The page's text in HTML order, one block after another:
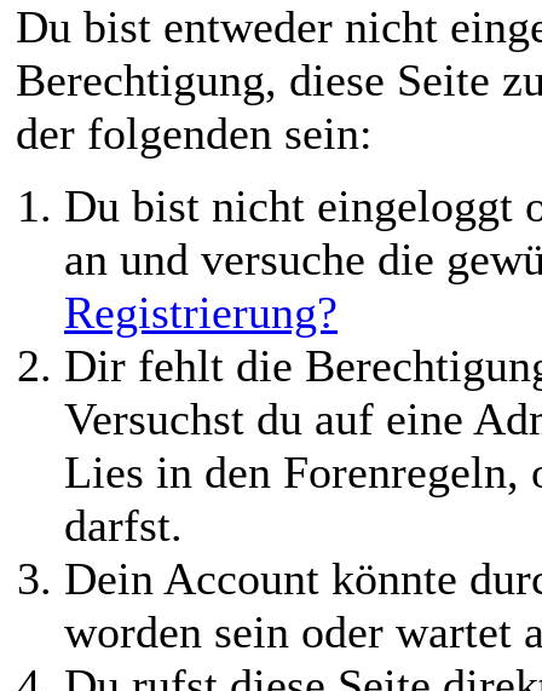
Du bist entweder nicht
Berechtigung, diese Seite
der folgenden sein:
Du bist nicht eingeloggt
an und versuche die
Registrierung?
Dir fehlt die
Versuchst du auf eine
Lies in den Forenregeln,
darfst.
Dein Account könnte
worden sein oder wartet